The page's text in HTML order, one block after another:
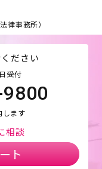
律事務所）
ださい
受付
します
相談
ト